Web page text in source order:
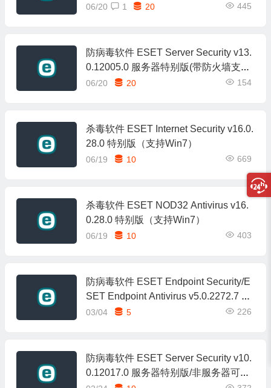
06/20 445
1 20
防病毒软件 ESET Server Security v13.
0.12005.0 服务器特别版(带防火墙支持
Win10及以上)
06/20 154
20
杀毒软件 ESET Internet Security v16.0.
28.0 特别版（支持Win7）
06/19 669
10
杀毒软件 ESET NOD32 Antivirus v16.
0.28.0 特别版（支持Win7）
06/19 403
10
防病毒软件 ESET Endpoint Security/E
SET Endpoint Antivirus v5.0.2272.7 企
业特别版
03/04 226
5
防病毒软件 ESET Server Security v10.
0.12017.0 服务器特别版/非服务器可用